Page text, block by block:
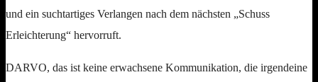
und ein suchtartiges Verlangen nach dem nächsten „Schuss
Erleichterung“ hervorruft.
DARVO, das ist keine erwachsene Kommunikation, die irgendeine